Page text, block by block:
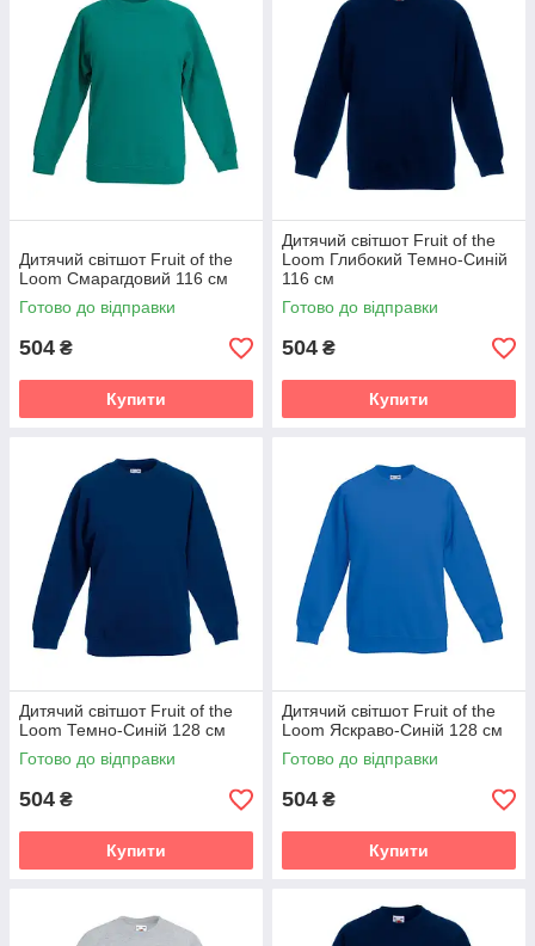
Дитячий світшот Fruit of the
Loom Смарагдовий 116 см
Готово до відправки
504 ₴
Купити
Дитячий світшот Fruit of the
Loom Глибокий Темно-Синій
116 см
Готово до відправки
504 ₴
Купити
Дитячий світшот Fruit of the
Loom Темно-Синій 128 см
Готово до відправки
504 ₴
Купити
Дитячий світшот Fruit of the
Loom Яскраво-Синій 128 см
Готово до відправки
504 ₴
Купити